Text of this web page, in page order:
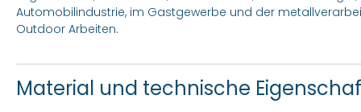
Automobilindustrie, im Gastgewerbe und der
Outdoor Arbeiten.
Material und technische